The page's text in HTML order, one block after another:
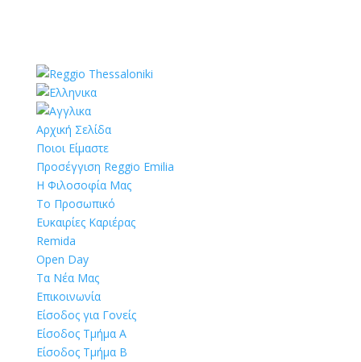
Αρχική Σελίδα
Ποιοι Είμαστε
Προσέγγιση Reggio Emilia
Η Φιλοσοφία Μας
Το Προσωπικό
Ευκαιρίες Καριέρας
Remida
Open Day
Τα Νέα Μας
Επικοινωνία
Είσοδος για Γονείς
Είσοδος Τμήμα Α
Είσοδος Τμήμα Β